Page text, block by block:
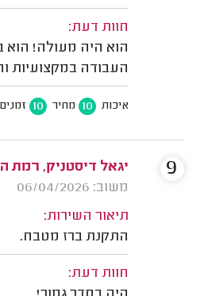
חוות דעת:
הוא היה מעולה!
העבודה במקצועיות
איכות 10 מחיר 10 זמנים
יגאל דיסטניק, רמת
משוב: 06/04/2026
תיאור השירות:
התקנת ברז מטבח.
חוות דעת:
9